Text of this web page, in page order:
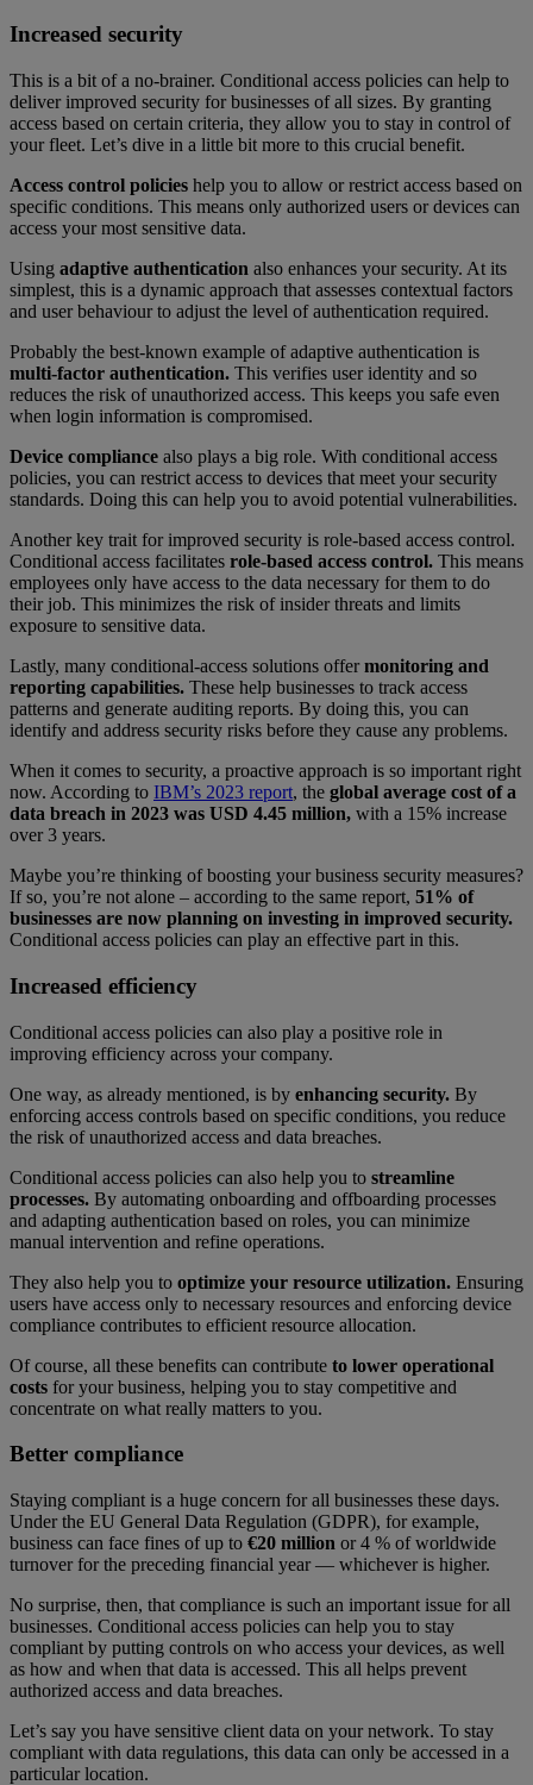
Increased security
This is a bit of a no-brainer. Conditional access policies can help to
deliver improved security for businesses of all sizes. By granting
access based on certain criteria, they allow you to stay in control of
your fleet. Let’s dive in a little bit more to this crucial benefit.
Access control policies help you to allow or restrict access based on
specific conditions. This means only authorized users or devices can
access your most sensitive data.
Using adaptive authentication also enhances your security. At its
simplest, this is a dynamic approach that assesses contextual factors
and user behaviour to adjust the level of authentication required.
Probably the best-known example of adaptive authentication is
multi-factor authentication. This verifies user identity and so
reduces the risk of unauthorized access. This keeps you safe even
when login information is compromised.
Device compliance also plays a big role. With conditional access
policies, you can restrict access to devices that meet your security
standards. Doing this can help you to avoid potential vulnerabilities.
Another key trait for improved security is role-based access control.
Conditional access facilitates role-based access control. This means
employees only have access to the data necessary for them to do
their job. This minimizes the risk of insider threats and limits
exposure to sensitive data.
Lastly, many conditional-access solutions offermonitoring and
reporting capabilities. These help businesses to track access
patterns and generate auditing reports. By doing this, you can
identify and address security risks before they cause any problems.
When it comes to security, a proactive approach is so important right
now. According to IBM’s 2023 report, the global average cost of a
data breach in 2023 was USD 4.45 million, with a 15% increase
over 3 years.
Maybe you’re thinking of boosting your business security measures?
If so, you’re not alone – according to the same report, 51% of
businesses are now planning on investing in improved security.
Conditional access policies can play an effective part in this.
Increased efficiency
Conditional access policies can also play a positive role in
improving efficiency across your company.
One way, as already mentioned, is by enhancing security. By
enforcing access controls based on specific conditions, you reduce
the risk of unauthorized access and data breaches.
Conditional access policies can also help you to streamline
processes. By automating onboarding and offboarding processes
and adapting authentication based on roles, you can minimize
manual intervention and refine operations.
They also help you to optimize your resource utilization. Ensuring
users have access only to necessary resources and enforcing device
compliance contributes to efficient resource allocation.
Of course, all these benefits can contribute to lower operational
costs for your business, helping you to stay competitive and
concentrate on what really matters to you.
Better compliance
Staying compliant is a huge concern for all businesses these days.
Under the EU General Data Regulation (GDPR), for example,
business can face fines of up to €20 million or 4 % of worldwide
turnover for the preceding financial year — whichever is higher.
No surprise, then, that compliance is such an important issue for all
businesses. Conditional access policies can help you to stay
compliant by putting controls on who access your devices, as well
as how and when that data is accessed. This all helps prevent
authorized access and data breaches.
Let’s say you have sensitive client data on your network. To stay
compliant with data regulations, this data can only be accessed in a
particular location.